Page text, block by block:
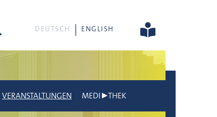
DEUTSCH ENGLISH
VERANSTALTUNGEN MEDI▶THEK